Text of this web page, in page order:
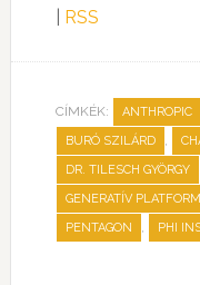
RSS
CÍMKÉK: ANTHROPIC
BURÓ SZILÁRD ,
DR. TILESCH GYÖRGY
GENERATÍV PLATFORM
PENTAGON , PHI